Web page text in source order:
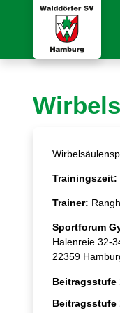
Trainingszeit:
Trainer:
Sportforum
Halenreie 32-
22359
Beitragsstufe
Beitragsstufe